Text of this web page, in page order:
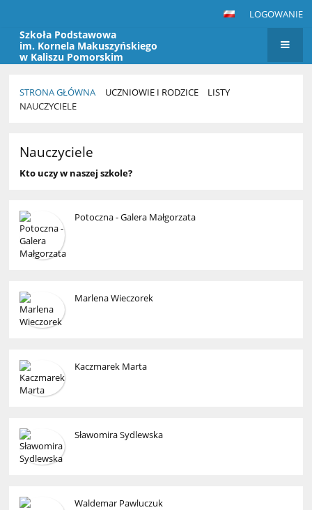
LOGOWANIE
Szkoła Podstawowa
im. Kornela Makuszyńskiego
w Kaliszu Pomorskim
STRONA GŁÓWNA UCZNIOWIE I RODZICE
LISTY
NAUCZYCIELE
Nauczyciele
Nauczyciele
Kto uczy w naszej szkole?
Potoczna - Galera Małgorzata
Marlena Wieczorek
Kaczmarek Marta
Sławomira Sydlewska
Waldemar Pawluczuk